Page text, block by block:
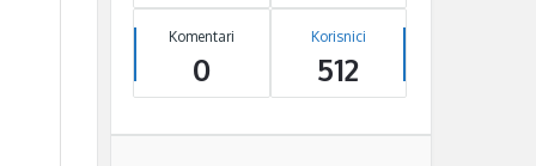
Komentari
0
Korisnici
512